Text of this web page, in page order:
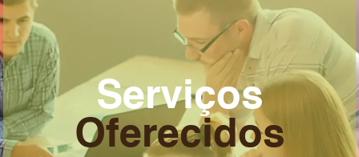
Serviços
Oferecidos